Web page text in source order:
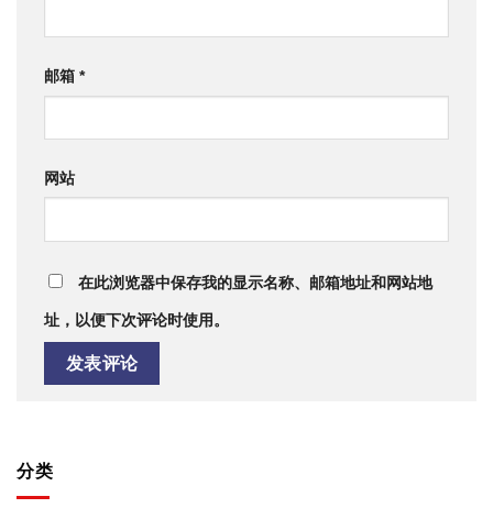
分类
邮箱 *
网站
在此浏览器中保存我的显示名称、邮箱地址和网站地
址，以便下次评论时使用。